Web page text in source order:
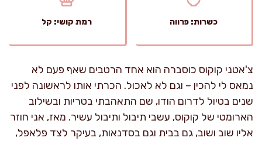
כשרות: פרווה רמת קושי: קל
צ'אטני קוקוס כוסברה הוא אחד הרטבים שאף פעם לא
נמאס לי להכין – וגם לא לאכול. הכרתי אותו לראשונה לפני
שנים בטיול לדרום הודו, שם התאהבתי בטריות ובשילוב
הארומטי של קוקוס, עשבי תיבול ותיבול עשיר. מאז, אני חוזר
אליו שוב ושוב, גם בבית וגם בסדנאות, בעיקר לצד פלאפל,